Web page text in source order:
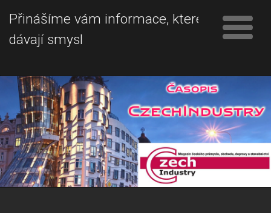
Přinášíme vám informace, které
dávají smysl